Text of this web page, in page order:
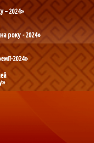
– 2024»
року - 2024»
2024»